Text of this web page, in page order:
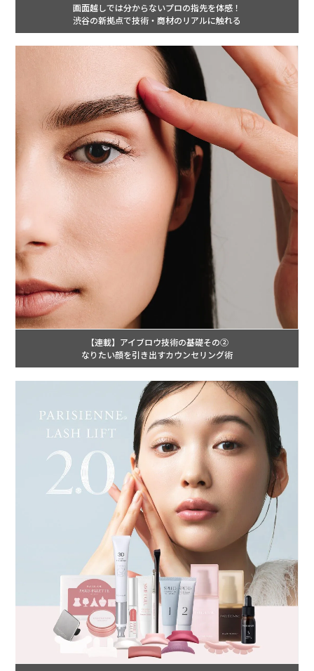
画面越しでは分からないプロの指先を体感！
渋谷の新拠点で技術・商材のリアルに触れる
【連載】アイブロウ技術の基礎その②
なりたい顔を引き出すカウンセリング術